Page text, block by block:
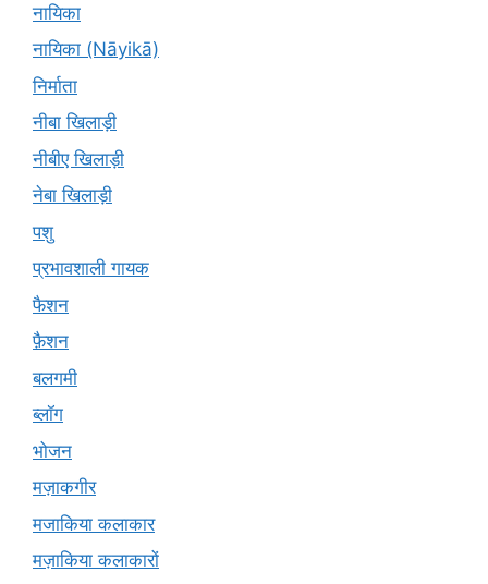
नायिका
नायिका (Nāyikā)
निर्माता
नीबा खिलाड़ी
नीबीए खिलाड़ी
नेबा खिलाड़ी
पशु
प्रभावशाली गायक
फैशन
फ़ैशन
बलगमी
ब्लॉग
भोजन
मज़ाकगीर
मजाकिया कलाकार
मज़ाकिया कलाकारों